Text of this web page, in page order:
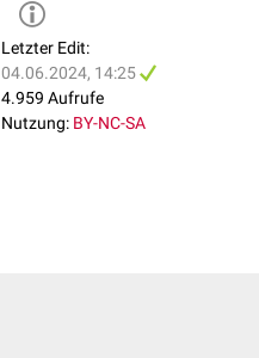
Letzter Edit:
04.06.2024, 14:25
4.959 Aufrufe
Nutzung: BY-NC-SA